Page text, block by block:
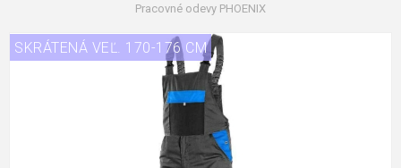
Pracovné odevy PHOENIX
SKRÁTENÁ VEĽ. 170-176 CM